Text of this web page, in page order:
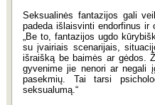
Seksualinės fantazijos gali
padeda išlaisvinti endorfinus ir
„Be to, fantazijos ugdo
su įvairiais scenarijais,
išraišką be baimės ar gėdos.
gyvenime jie nenori ar negali
pasekmių. Tai tarsi
seksualumą.“